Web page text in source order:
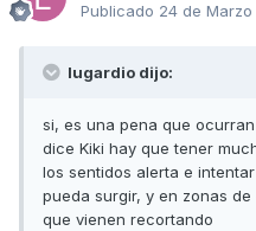
Publicado 24 de Marzo
lugardio dijo:
si, es una pena que
dice Kiki hay que tener
los sentidos alerta e
pueda surgir, y en zonas
que vienen recortando